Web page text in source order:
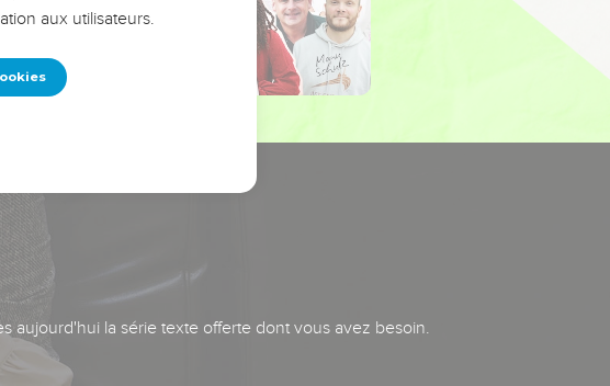
aujourd'hui la série texte offerte dont vous avez besoin.
aux utilisateurs.